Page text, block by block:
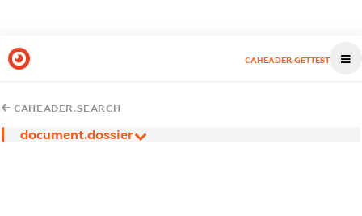
CAHEADER.GETTEST
CAHEADER.SEARCH
document.dossier